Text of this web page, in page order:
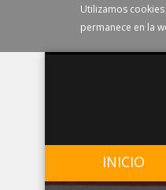
Utilizamos
permanece en la
INICIO